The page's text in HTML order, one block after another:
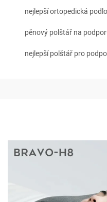
nejlepší ortopedická
pěnový polštář na
nejlepší polštář pro